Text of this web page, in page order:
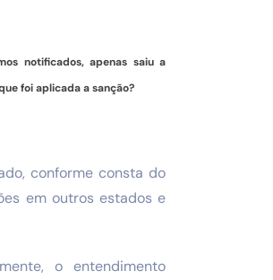
notificados, apenas saiu a
foi aplicada a sanção?
conforme consta do
em outros estados e
o entendimento